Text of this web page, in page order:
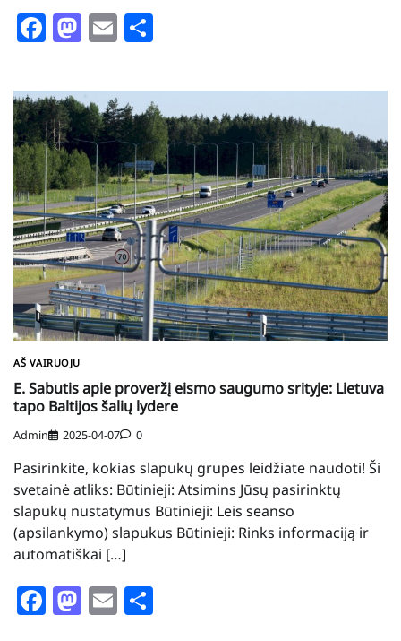
Facebook
Mastodon
Email
AŠ VAIRUOJU
E. Sabutis apie proveržį eismo saugumo srityje: Lietuva
tapo Baltijos šalių lydere
Admin 2025-04-07 0
Pasirinkite, kokias slapukų grupes leidžiate naudoti! Ši
svetainė atliks: Būtinieji: Atsimins Jūsų pasirinktų
slapukų nustatymus Būtinieji: Leis seanso
(apsilankymo) slapukus Būtinieji: Rinks informaciją ir
automatiškai […]
Facebook
Mastodon
Email